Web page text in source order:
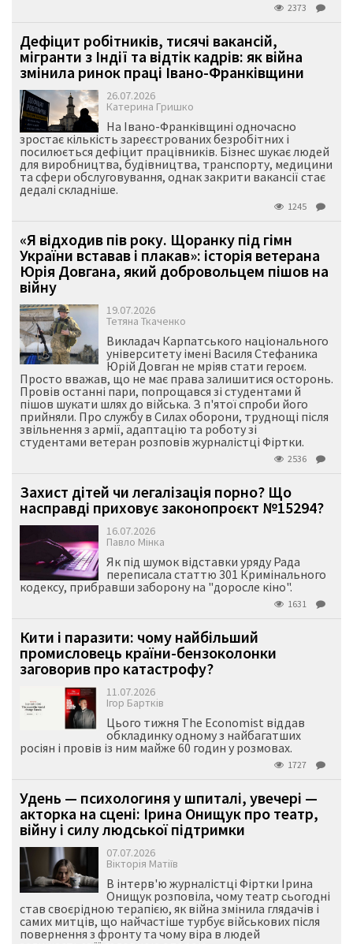
2373
Дефіцит робітників, тисячі вакансій,
мігранти з Індії та відтік кадрів: як війна
змінила ринок праці Івано-Франківщини
26.07.2026
Катерина Гришко
На Івано-Франківщині одночасно
зростає кількість зареєстрованих безробітних і
посилюється дефіцит працівників. Бізнес шукає людей
для виробництва, будівництва, транспорту, медицини
та сфери обслуговування, однак закрити вакансії стає
дедалі складніше.
1245
«Я відходив пів року. Щоранку під гімн
України вставав і плакав»: історія ветерана
Юрія Довгана, який добровольцем пішов на
війну
19.07.2026
Тетяна Ткаченко
Викладач Карпатського національного
університету імені Василя Стефаника
Юрій Довган не мріяв стати героєм.
Просто вважав, що не має права залишитися осторонь.
Провів останні пари, попрощався зі студентами й
пішов шукати шлях до війська. З п'ятої спроби його
прийняли. Про службу в Силах оборони, труднощі після
звільнення з армії, адаптацію та роботу зі
студентами ветеран розповів журналістці Фіртки.
2536
Захист дітей чи легалізація порно? Що
насправді приховує законопроєкт №15294?
16.07.2026
Павло Мінка
Як під шумок відставки уряду Рада
переписала статтю 301 Кримінального
кодексу, прибравши заборону на "доросле кіно".
1631
Кити і паразити: чому найбільший
промисловець країни-бензоколонки
заговорив про катастрофу?
11.07.2026
Ігор Бартків
Цього тижня The Economist віддав
обкладинку одному з найбагатших
росіян і провів із ним майже 60 годин у розмовах.
1727
Удень — психологиня у шпиталі, увечері —
акторка на сцені: Ірина Онищук про театр,
війну і силу людської підтримки
07.07.2026
Вікторія Матіїв
В інтерв'ю журналістці Фіртки Ірина
Онищук розповіла, чому театр сьогодні
став своєрідною терапією, як війна змінила глядачів і
самих митців, що найчастіше турбує військових після
повернення з фронту та чому віра в людей